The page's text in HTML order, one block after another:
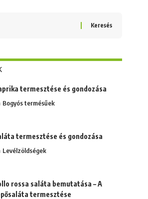
termesztése és gondozása
Bogyós termésűek
termesztése és gondozása
Levélzöldségek
rossa saláta bemutatása – A
termesztése